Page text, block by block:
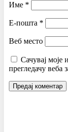
Име *
Е-пошта *
Веб место
Сачувај
прегледачу веба